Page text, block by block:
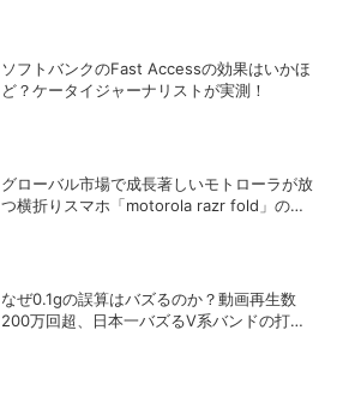
ソフトバンクのFast Accessの効果はいかほ
ど？ケータイジャーナリストが実測！
グローバル市場で成長著しいモトローラが放
つ横折りスマホ「motorola razr fold」の戦
なぜ0.1gの誤算はバズるのか？動画再生数
200万回超、日本一バズるV系バンドの打算